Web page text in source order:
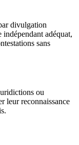
divulgation
adéquat,
sans
ou
leur reconnaissance